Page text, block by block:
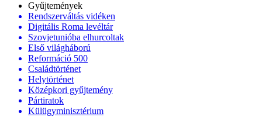
Gyűjtemények
Rendszerváltás vidéken
Digitális Roma levéltár
Szovjetunióba elhurcoltak
Első világháború
Reformáció 500
Családtörténet
Helytörténet
Középkori gyűjtemény
Pártiratok
Külügyminisztérium